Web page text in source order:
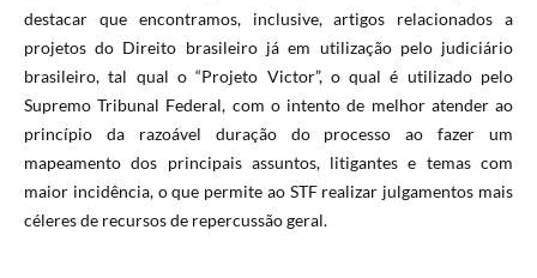
destacar que encontramos, inclusive, artigos relacionados a
projetos do Direito brasileiro já em utilização pelo judiciário
brasileiro, tal qual o “Projeto Victor”, o qual é utilizado pelo
Supremo Tribunal Federal, com o intento de melhor atender ao
princípio da razoável duração do processo ao fazer um
mapeamento dos principais assuntos, litigantes e temas com
maior incidência, o que permite ao STF realizar julgamentos mais
céleres de recursos de repercussão geral.